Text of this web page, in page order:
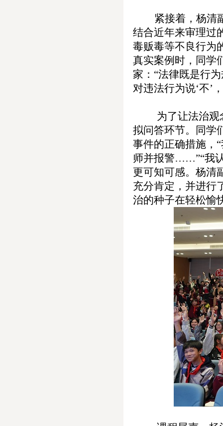
紧接着， 杨清
结合近年来审理过
毒贩毒等不良行为
真实案例时，同学
家： “法律既是行
对违法行为说‘不’
为了让法治
拟问答环节。
同学
事件的正确措施，
师并报警……”“我
更可知可感。 杨清
充分肯定，并进行
治的种子在轻松愉